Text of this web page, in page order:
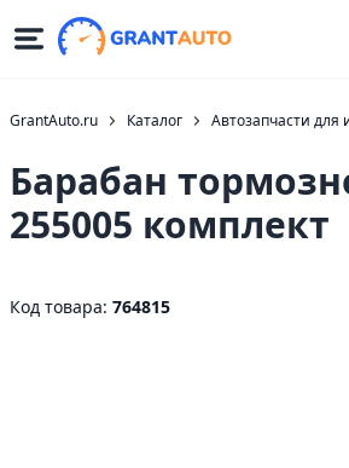
GrantAuto.ru Каталог Автозапчасти для
Барабан
255005 комплект
Код товара: 764815